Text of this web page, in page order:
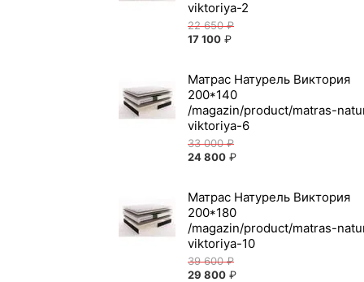
22 650₽
17 100 ₽
Матрас Натурель Виктория
200*140
33 000₽
24 800 ₽
Матрас Натурель Виктория
200*180
39 600₽
29 800 ₽